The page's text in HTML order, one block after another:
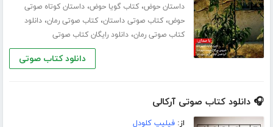
داستان حوض،کتاب گویا حوض،داستان کوتاه صوتی
حوض،کتاب صوتی داستان،کتاب صوتی رمان،دانلود
کتاب صوتی رمان،دانلود رایگان کتاب صوتی
دانلود کتاب صوتی
🎧 دانلود کتاب صوتی آرکالی
از:فیلیپ کلودل